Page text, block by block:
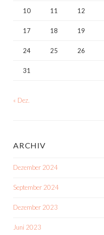
10 11 12
17 18 19
24 25 26
31
« Dez.
ARCHIV
Dezember 2024
September 2024
Dezember 2023
Juni 2023